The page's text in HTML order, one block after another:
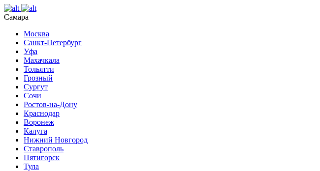
Самара
Москва
Санкт-Петербург
Уфа
Махачкала
Тольятти
Грозный
Сургут
Сочи
Ростов-на-Дону
Краснодар
Воронеж
Калуга
Нижний Новгород
Ставрополь
Пятигорск
Тула